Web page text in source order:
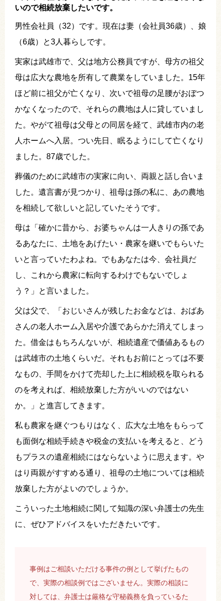
いので相続放棄したいです。
男性会社員（32）です。現在は妻（会社員36歳）、娘
（6歳）と3人暮らしです。
実家は武雄市で、父は地方公務員ですが、母方の祖父
母は広大な農地を所有して農業をしていました。15年
ほど前に祖父が亡くなり、次いで祖母の足腰がおぼつ
かなくなったので、それらの農地は人に貸していまし
た。やがて祖母は父母との同居を経て、武雄市内の老
人ホームへ入居。つい先日、眠るようにして亡くなり
ました。87歳でした。
葬儀のために武雄市の実家に向い、両親と話し合いま
した。遺言書が見つかり、祖母は孫の私に、あの農地
を相続して欲しいと記していたそうです。
母は「確かに昔から、お婆ちゃんは一人きりの孫であ
るあなたに、土地をあげたい・農家を継いでもらいた
いと言っていたわよね。でもあなたは今、会社員だ
し、これから農家に転向するわけでもないでしょ
う？」と言いました。
父は父で、「おじいさんが残したお金などは、おばあ
さんの老人ホーム入居や介護であらかた消えてしまっ
た。借金はもちろんないが、相続遺産で価値あるもの
は武雄市の土地くらいだ。それもお前にとっては不要
なもの、手間をかけて売却した上に相続税を取られる
のを考えれば、相続放棄した方がいいのではない
か。」と進言してきます。
私も農家を継ぐつもりはなく、広大な土地をもらって
も面倒な相続手続きや税金の支払いを考えると、どう
もプラスの遺産相続にはならないように思えます。や
はり両親がすすめる通り、祖母の土地については相続
放棄した方がよいのでしょうか。
こういった土地相続に関して知識の深い弁護士の先生
に、ぜひアドバイスをいただきたいです。
事例はご相談いただける事件の例として挙げたもの
で、実際の相談例ではございません。実際の相談に
対しては、弁護士は厳格な守秘義務を負っているた